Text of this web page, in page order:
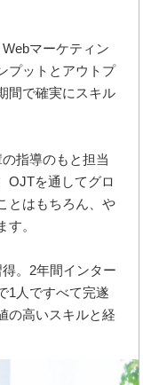
マーケティン
プットとアウトプ
間で確実にスキル
指導のもと担当
OJTを通してグロ
とはもちろん、や
。
。2年間インター
1人ですべて完遂
の高いスキルと経